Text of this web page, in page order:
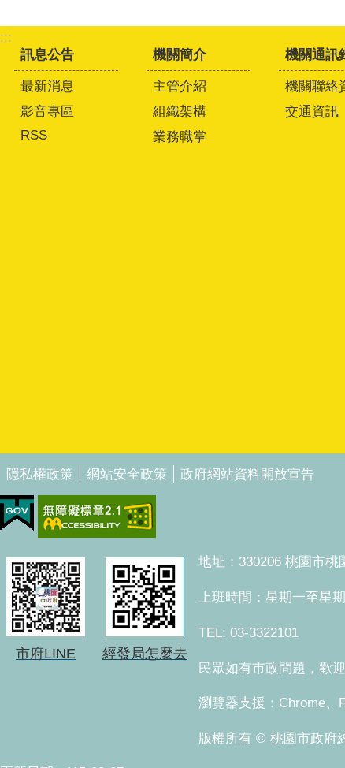
:::
訊息公告
最新消息
影音專區
RSS
機關簡介
主管介紹
組織架構
業務職掌
機關通訊
機關聯絡
交通資訊
隱私權政策 網站安全政策 政府網站資料開放宣告
市府LINE 經發局怎麼去
地址：330206 桃園市桃
上班時間：星期一至星
TEL: 03-3322101
民眾如有市政問題，歡
瀏覽器支援：Chrome、
版權所有 © 桃園市政府